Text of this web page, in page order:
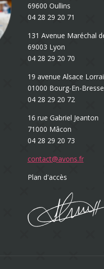
69600 Oullins
04 28 29 20 71
131 Avenue Maréchal
69003 Lyon
04 28 29 20 70
19 avenue Alsace
01000 Bourg-En-Bresse
04 28 29 20 72
16 rue Gabriel Jeanton
71000 Mâcon
04 28 29 20 73
contact@avons.fr
Plan d'accès